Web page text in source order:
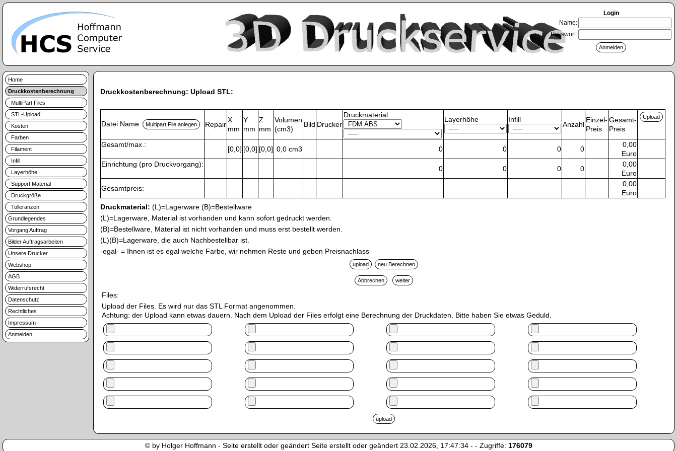
Login
Name:
Passwort:
Home
Druckkostenberechnung
MultiPart Files
STL-Upload
Kosten
Farben
Filament
Infill
Layerhöhe
Support Material
Druckgröße
Tolleranzen
Grundlegendes
Vorgang Auftrag
Bilder Auftragsarbeiten
Unsere Drucker
Webshop
AGB
Widerrufsrecht
Datenschutz
Rechtliches
Impressum
Anmelden
Druckkostenberechnung: Upload STL:
Datei Name Repair
X
mm
Y
mm
Z
mm
Volumen
(cm3)
Bild Drucker
Druckmaterial
Layerhöhe Infill
Anzahl
Einzel-
Preis
Gesamt-
Preis
Gesamt/max.:
[0,0] [0,0] [0,0] 0,0 cm3 0 0 0 0
0,00
Euro
Einrichtung (pro Druckvorgang):
0 0 0 0
0,00
Euro
Gesamtpreis:
0,00
Euro
Druckmaterial: (L)=Lagerware (B)=Bestellware
(L)=Lagerware, Material ist vorhanden und kann sofort gedruckt werden.
(B)=Bestellware, Material ist nicht vorhanden und muss erst bestellt werden.
(L)(B)=Lagerware, die auch Nachbestellbar ist.
-egal- = Ihnen ist es egal welche Farbe, wir nehmen Reste und geben Preisnachlass
Files:
Upload der Files. Es wird nur das STL Format angenommen.
Achtung: der Upload kann etwas dauern. Nach dem Upload der Files erfolgt eine Berechnung der Druckdaten. Bitte haben Sie etwas Geduld.
© by Holger Hoffmann - Seite erstellt oder geändert Seite erstellt oder geändert 23.02.2026, 17:47:34 - - Zugriffe: 176079